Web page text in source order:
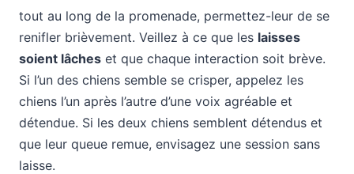
tout au long de la promenade, permettez-leur de se
renifler brièvement. Veillez à ce que les laisses
soient lâches et que chaque interaction soit brève.
Si l’un des chiens semble se crisper, appelez les
chiens l’un après l’autre d’une voix agréable et
détendue. Si les deux chiens semblent détendus et
que leur queue remue, envisagez une session sans
laisse.